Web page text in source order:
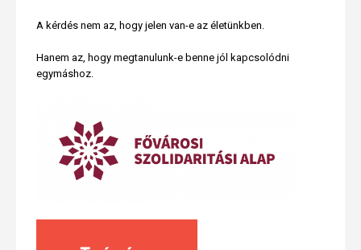
A kérdés nem az, hogy jelen van-e az életünkben.
Hanem az, hogy megtanulunk-e benne jól kapcsolódni
egymáshoz.